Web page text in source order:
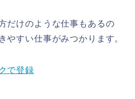
だけのような仕事もあるの
やすい仕事がみつかります。
で登録